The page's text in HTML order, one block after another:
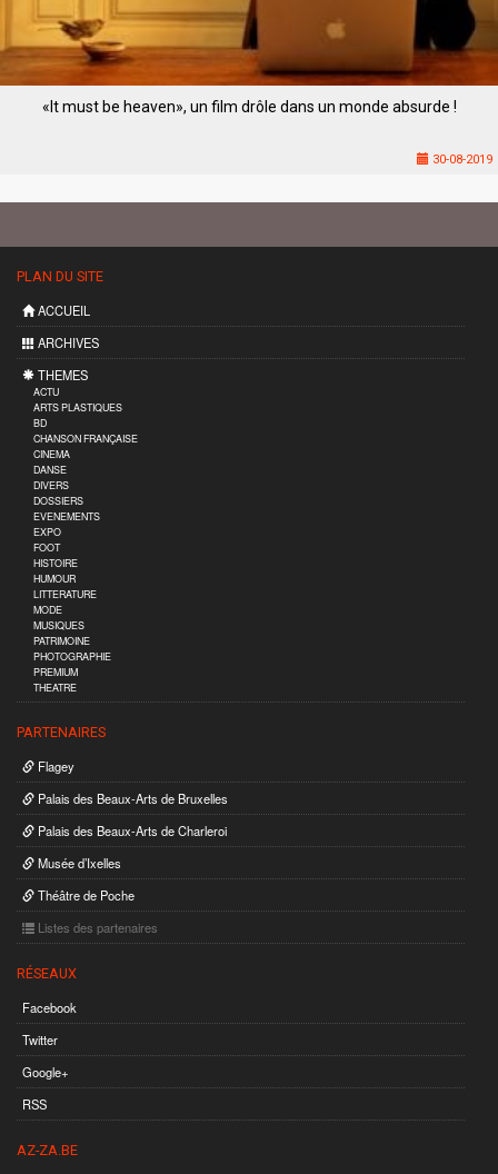
«It must be heaven», un film drôle dans un monde absurde !
30-08-2019
PLAN DU SITE
ACCUEIL
ARCHIVES
THEMES
ACTU
ARTS PLASTIQUES
BD
CHANSON FRANÇAISE
CINEMA
DANSE
DIVERS
DOSSIERS
EVENEMENTS
EXPO
FOOT
HISTOIRE
HUMOUR
LITTERATURE
MODE
MUSIQUES
PATRIMOINE
PHOTOGRAPHIE
PREMIUM
THEATRE
PARTENAIRES
Flagey
Palais des Beaux-Arts de Bruxelles
Palais des Beaux-Arts de Charleroi
Musée d’Ixelles
Théâtre de Poche
Listes des partenaires
RÉSEAUX
Facebook
Twitter
Google+
RSS
AZ-ZA.BE